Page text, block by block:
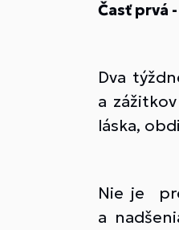
Časť prvá
Dva
a
láska,
Nie je
a